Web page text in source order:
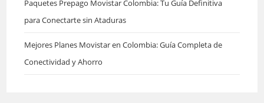
Paquetes Prepago Movistar Colombia: Tu Guía Definitiva
para Conectarte sin Ataduras
Mejores Planes Movistar en Colombia: Guía Completa de
Conectividad y Ahorro